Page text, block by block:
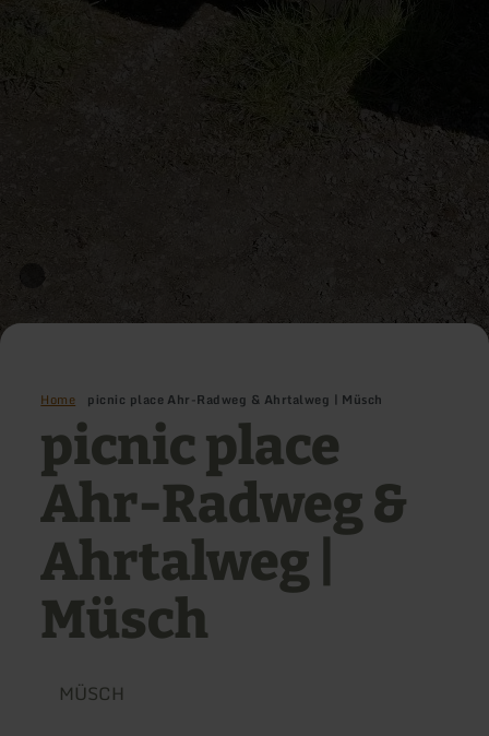
Home picnic place Ahr-Radweg & Ahrtalweg | Müsch
picnic place
Ahr-Radweg &
Ahrtalweg |
Müsch
MÜSCH